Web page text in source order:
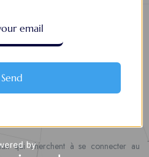
qui cherchent à se connecter au
Send